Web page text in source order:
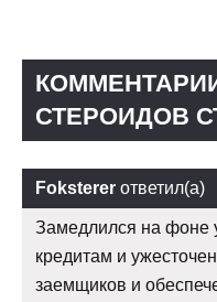
СТЕРОИДОВ
Foksterer ответил(а)
Замедлился на фоне
кредитам и
заемщиков и